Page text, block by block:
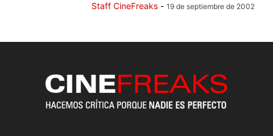
Staff CineFreaks - 19 de septiembre de 2002